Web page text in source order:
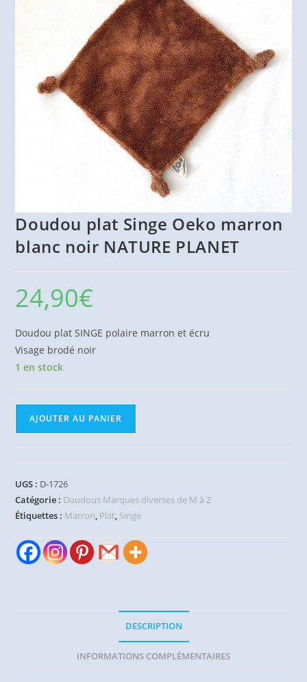
Doudou plat Singe Oeko marron
blanc noir NATURE PLANET
24,90€
Doudou plat SINGE polaire marron et écru
Visage brodé noir
1 en stock
Singe
Oeko
marron
noir
NATURE
AJOUTER AU PANIER
UGS : D-1726
Catégorie : Doudous Marques diverses de M à Z
Étiquettes : Marron, Plat, Singe
DESCRIPTION
INFORMATIONS COMPLÉMENTAIRES